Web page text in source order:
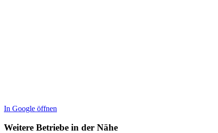
In Google öffnen
Weitere Betriebe in der Nähe